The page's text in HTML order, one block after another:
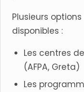
Plusieurs
disponibles :
Les centres
(AFPA, Greta)
Les